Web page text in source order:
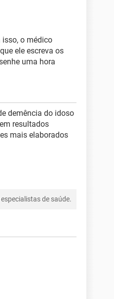
isso, o médico
ele escreva os
uma hora
demência do idoso
resultados
mais elaborados
de saúde.